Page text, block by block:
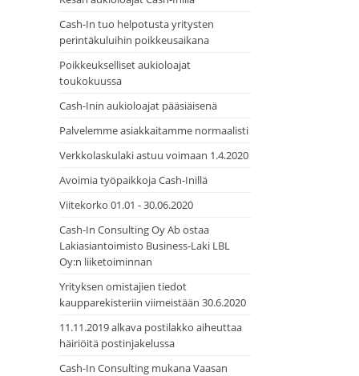
Cash-In tuo helpotusta yritysten
perintäkuluihin poikkeusaikana
Poikkeukselliset aukioloajat
toukokuussa
Cash-Inin aukioloajat pääsiäisenä
Palvelemme asiakkaitamme normaalisti
Verkkolaskulaki astuu voimaan 1.4.2020
Avoimia työpaikkoja Cash-Inillä
Viitekorko 01.01 - 30.06.2020
Cash-In Consulting Oy Ab ostaa
Lakiasiantoimisto Business-Laki LBL
Oy:n liiketoiminnan
Yrityksen omistajien tiedot
kaupparekisteriin viimeistään 30.6.2020
11.11.2019 alkava postilakko aiheuttaa
häiriöitä postinjakelussa
Cash-In Consulting mukana Vaasan